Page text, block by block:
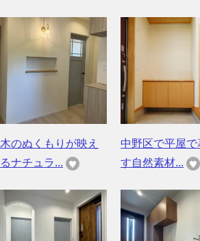
木のぬくもりが映え
るナチュラ...
中野区で平屋で
す自然素材...